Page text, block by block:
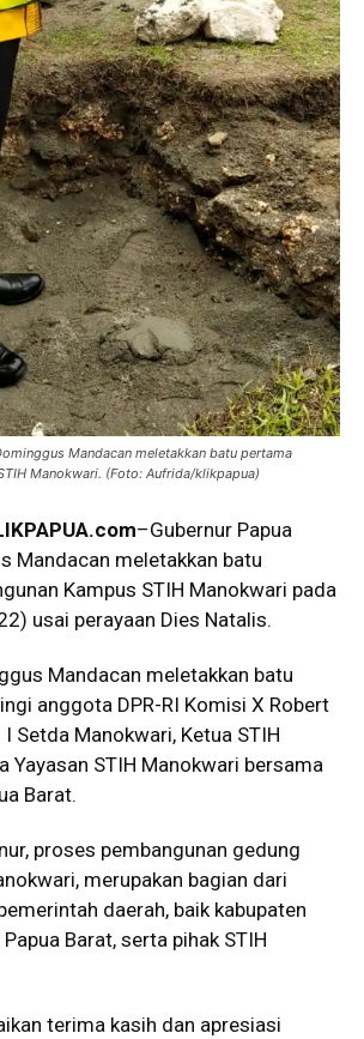
Mandacan meletakkan batu pertama
Manokwari. (Foto: Aufrida/klikpapua)
–Gubernur Papua
Mandacan meletakkan batu
Kampus STIH Manokwari pada
usai perayaan Dies Natalis.
Mandacan meletakkan batu
anggota DPR-RI Komisi X Robert
Setda Manokwari, Ketua STIH
Yayasan STIH Manokwari bersama
Barat.
proses pembangunan gedung
merupakan bagian dari
daerah, baik kabupaten
Barat, serta pihak STIH
terima kasih dan apresiasi